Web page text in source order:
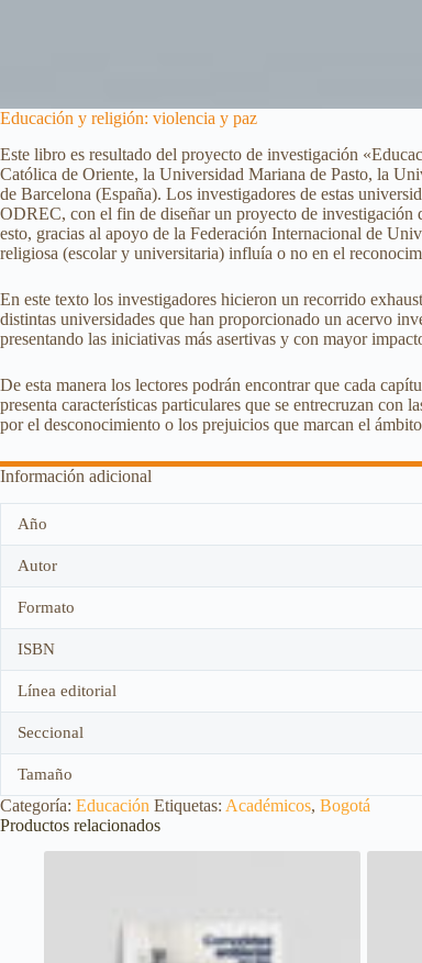
Educación y religión: violencia y paz
Este libro es resultado del proyecto de investigación
Católica de Oriente, la Universidad Mariana de Pasto, la
de Barcelona (España). Los investigadores de estas
ODREC, con el fin de diseñar un proyecto de investigación
esto, gracias al apoyo de la Federación Internacional de
religiosa (escolar y universitaria) influía o no en el
En este texto los investigadores hicieron un recorrido
distintas universidades que han proporcionado un acervo
presentando las iniciativas más asertivas y con mayor
De esta manera los lectores podrán encontrar que cada
presenta características particulares que se entrecruzan con
por el desconocimiento o los prejuicios que marcan el
Información adicional
Año
Autor
Formato
ISBN
Línea editorial
Seccional
Tamaño
Categoría: Educación Etiquetas: Académicos, Bogotá
Productos relacionados